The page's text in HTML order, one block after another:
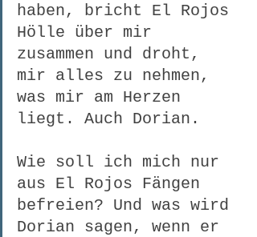
haben, bricht El Rojos
Hölle über mir
zusammen und droht,
mir alles zu nehmen,
was mir am Herzen
liegt. Auch Dorian.
Wie soll ich mich nur
aus El Rojos Fängen
befreien? Und was wird
Dorian sagen, wenn er